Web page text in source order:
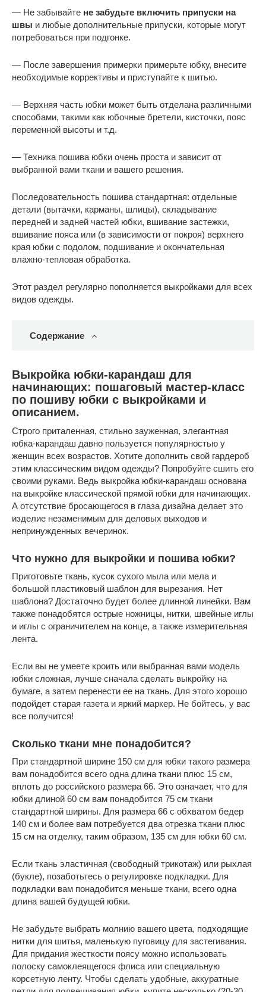
— Не забывайте не забудьте включить припуски на
швы и любые дополнительные припуски, которые могут
потребоваться при подгонке.
— После завершения примерки примерьте юбку, внесите
необходимые коррективы и приступайте к шитью.
— Верхняя часть юбки может быть отделана различными
способами, такими как юбочные бретели, кисточки, пояс
переменной высоты и т.д.
— Техника пошива юбки очень проста и зависит от
выбранной вами ткани и вашего решения.
Последовательность пошива стандартная: отдельные
детали (вытачки, карманы, шлицы), складывание
передней и задней частей юбки, вшивание застежки,
вшивание пояса или (в зависимости от покроя) верхнего
края юбки с подолом, подшивание и окончательная
влажно-тепловая обработка.
Этот раздел регулярно пополняется выкройками для всех
видов одежды.
Содержание
Выкройка юбки-карандаш для
начинающих: пошаговый мастер-класс
по пошиву юбки с выкройками и
описанием.
Строго приталенная, стильно зауженная, элегантная
юбка-карандаш давно пользуется популярностью у
женщин всех возрастов. Хотите дополнить свой гардероб
этим классическим видом одежды? Попробуйте сшить его
своими руками. Ведь выкройка юбки-карандаш основана
на выкройке классической прямой юбки для начинающих.
А отсутствие бросающегося в глаза дизайна делает это
изделие незаменимым для деловых выходов и
непринужденных вечеринок.
Что нужно для выкройки и пошива юбки?
Приготовьте ткань, кусок сухого мыла или мела и
большой пластиковый шаблон для вырезания. Нет
шаблона? Достаточно будет более длинной линейки. Вам
также понадобятся острые ножницы, нитки, швейные иглы
и иглы с ограничителем на конце, а также измерительная
лента.
Если вы не умеете кроить или выбранная вами модель
юбки сложная, лучше сначала сделать выкройку на
бумаге, а затем перенести ее на ткань. Для этого хорошо
подойдет старая газета и яркий маркер. Не бойтесь, у вас
все получится!
Сколько ткани мне понадобится?
При стандартной ширине 150 см для юбки такого размера
вам понадобится всего одна длина ткани плюс 15 см,
вплоть до российского размера 66. Это означает, что для
юбки длиной 60 см вам понадобится 75 см ткани
стандартной ширины. Для размера 66 с обхватом бедер
140 см и более вам потребуется два отрезка ткани плюс
15 см на отделку, таким образом, 135 см для юбки 60 см.
Если ткань эластичная (свободный трикотаж) или рыхлая
(букле), позаботьтесь о регулировке подкладки. Для
подкладки вам понадобится меньше ткани, всего одна
длина вашей будущей юбки.
Не забудьте выбрать молнию вашего цвета, подходящие
нитки для шитья, маленькую пуговицу для застегивания.
Для придания жесткости поясу можно использовать
полоску самоклеящегося флиса или специальную
корсетную ленту. Чтобы сделать удобные, аккуратные